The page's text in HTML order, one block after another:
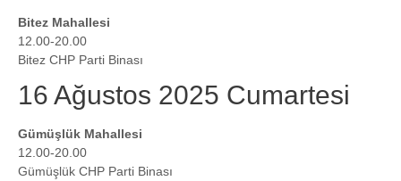
Bitez Mahallesi
12.00-20.00
Bitez CHP Parti Binası
16 Ağustos 2025 Cumartesi
Gümüşlük Mahallesi
12.00-20.00
Gümüşlük CHP Parti Binası